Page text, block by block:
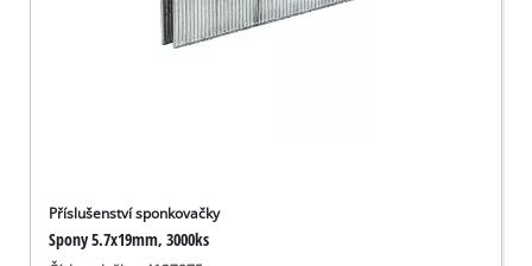
Příslušenství sponkovačky
Spony 5.7x19mm, 3000ks